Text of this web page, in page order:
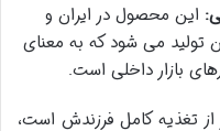
این محصول در ایران و
تولید می شود که به معنای
بازار داخلی است.
تغذیه کامل فرزندش است،